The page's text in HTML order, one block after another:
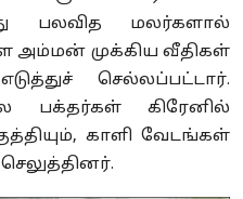
பலவித மலர்களால்
அம்மன் முக்கிய வீதிகள்
செல்லப்பட்டார்.
பக்தர்கள் கிரேனில்
காளி வேடங்கள்